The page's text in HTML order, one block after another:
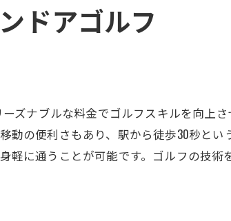
の設備
ム
メニュー
ルウテミル
ドアゴルフ
ナブルな料金でゴルフスキルを向上さ
の便利さもあり、駅から徒歩30秒とい
に通うことが可能です。ゴルフの技術